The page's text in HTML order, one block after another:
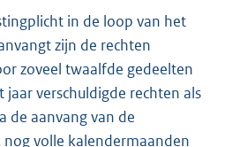
in de loop van het
zijn de rechten
zoveel twaalfde gedeelten
jaar verschuldigde rechten als
de aanvang van de
volle kalendermaanden